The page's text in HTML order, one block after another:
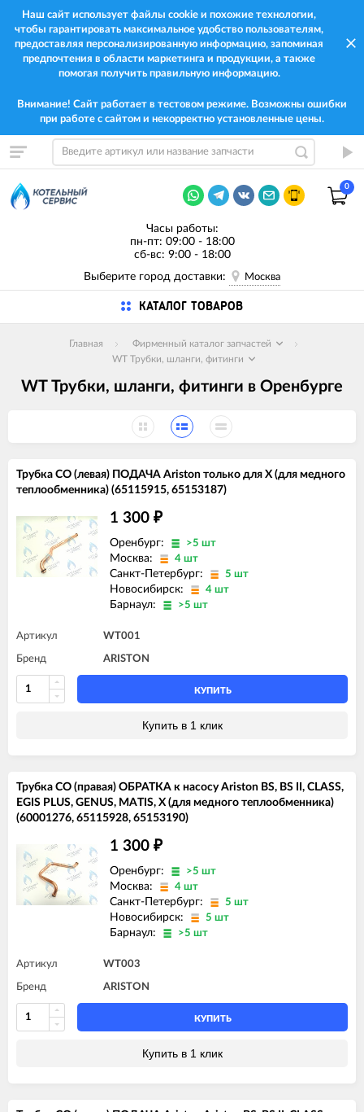
Наш сайт использует файлы cookie и похожие технологии,
чтобы гарантировать максимальное удобство пользователям,
предоставляя персонализированную информацию, запоминая
предпочтения в области маркетинга и продукции, а также
помогая получить правильную информацию.
Внимание! Сайт работает в тестовом режиме. Возможны ошибки
при работе с сайтом и некорректно установленные цены.
0
Часы работы:
пн-пт: 09:00 - 18:00
сб-вс: 9:00 - 18:00
Выберите город доставки:
Москва
КАТАЛОГ ТОВАРОВ
Главная
Фирменный каталог запчастей
WT Трубки, шланги, фитинги
WT Трубки, шланги, фитинги в Оренбурге
Трубка СО (левая) ПОДАЧА Ariston только для X (для медного
теплообменника) (65115915, 65153187)
1 300 ₽
Оренбург: >5 шт
Москва: 4 шт
Санкт-Петербург: 5 шт
Новосибирск: 4 шт
Барнаул: >5 шт
Артикул WT001
Бренд ARISTON
КУПИТЬ
Купить в 1 клик
Трубка СО (правая) ОБРАТКА к насосу Ariston BS, BS II, CLASS,
EGIS PLUS, GENUS, MATIS, X (для медного теплообменника)
(60001276, 65115928, 65153190)
1 300 ₽
Оренбург: >5 шт
Москва: 4 шт
Санкт-Петербург: 5 шт
Новосибирск: 5 шт
Барнаул: >5 шт
Артикул WT003
Бренд ARISTON
КУПИТЬ
Купить в 1 клик